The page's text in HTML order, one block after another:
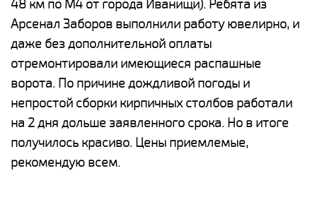
48 км по М4 от города Иванищи). Ребята из
Арсенал Заборов выполнили работу ювелирно, и
даже без дополнительной оплаты
отремонтировали имеющиеся распашные
ворота. По причине дождливой погоды и
непростой сборки кирпичных столбов работали
на 2 дня дольше заявленного срока. Но в итоге
получилось красиво. Цены приемлемые,
рекомендую всем.